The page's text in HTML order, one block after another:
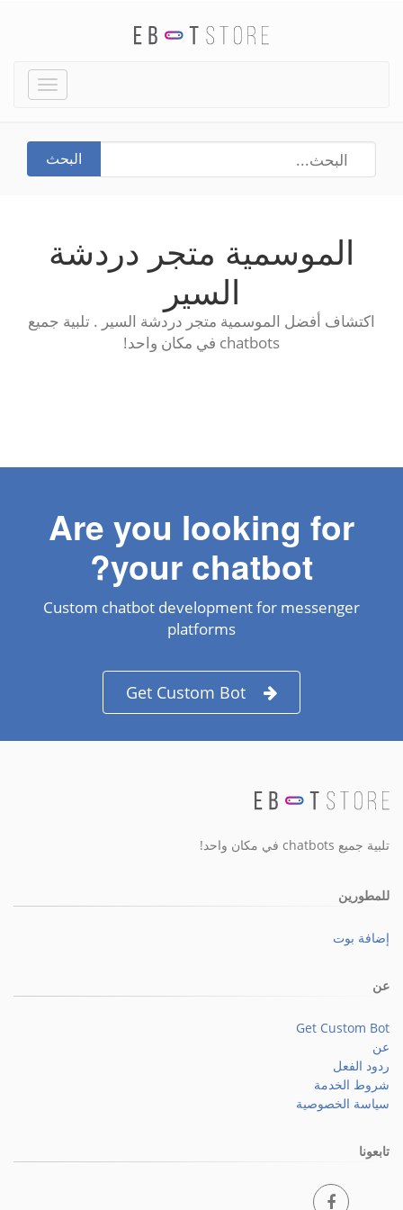
Toggle
البحث
الموسمية متجر دردشة
السير
اكتشاف أفضل الموسمية متجر دردشة السير . تلبية جميع
chatbots في مكان واحد!
Are you looking for
your chatbot?
Custom chatbot development for messenger
platforms
Get Custom Bot
تلبية جميع chatbots في مكان واحد!
للمطورين
إضافة بوت
عن
Get Custom Bot
عن
ردود الفعل
شروط الخدمة
سياسة الخصوصية
تابعونا